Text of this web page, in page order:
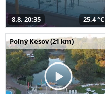
8.8. 20:35 25,4 °C
Poľný Kesov (21 km)